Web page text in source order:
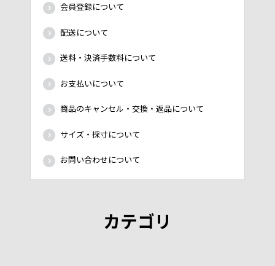
会員登録について
配送について
送料・決済手数料について
お支払いについて
商品のキャンセル・交換・返品について
サイズ・採寸について
お問い合わせについて
カテゴリ